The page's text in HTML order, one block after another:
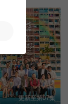
第33集
第36集
第39集
更新至第07集